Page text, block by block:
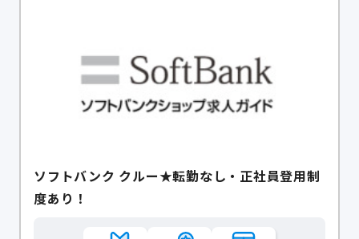
ソフトバンク クルー★転勤なし・正社員登用制
度あり！